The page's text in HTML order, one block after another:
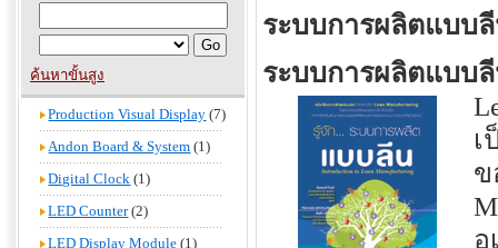
ค้นหาขั้นสูง
Production Visual Display (7)
Andon Board & System (1)
Digital Clock (1)
LED Counter(2)
LED Display Module (1)
ระบบการผลิตแบบลี
ระบบการผลิตแบบ
เ
ข
อ